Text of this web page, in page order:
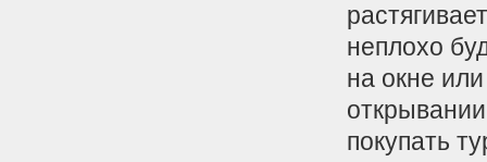
неплохо
на окне
покупать